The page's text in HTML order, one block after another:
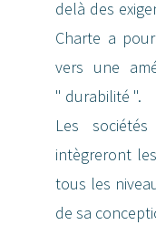
delà des
Charte a
vers une
" durabilité ".
Les
intègreront
tous les
de sa